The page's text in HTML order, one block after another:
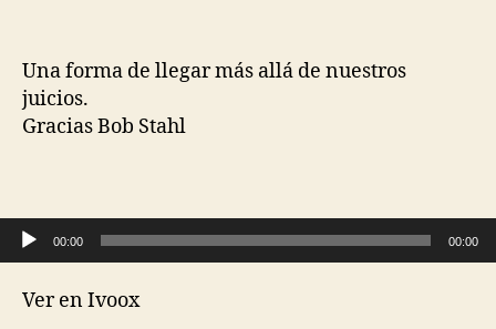
Una forma de llegar más allá de nuestros
juicios.
Gracias Bob Stahl
Reproductor de audio
00:00 00:00
Ver en Ivoox